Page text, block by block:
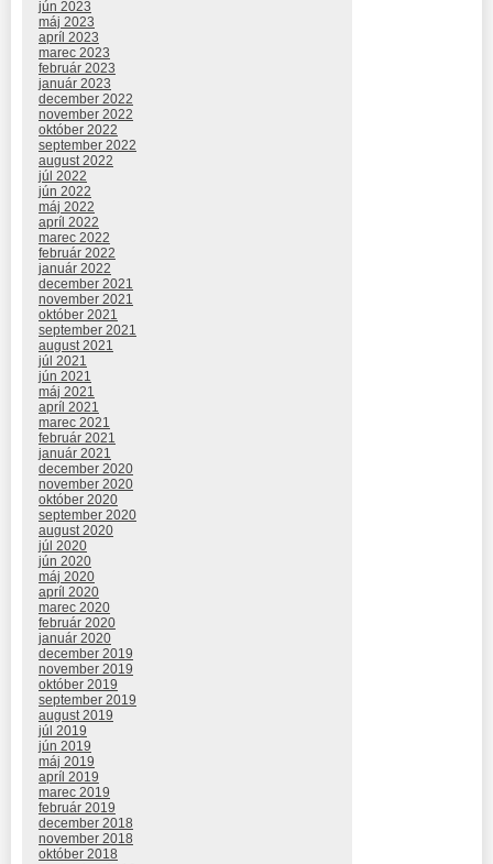
jún 2023
máj 2023
apríl 2023
marec 2023
február 2023
január 2023
december 2022
november 2022
október 2022
september 2022
august 2022
júl 2022
jún 2022
máj 2022
apríl 2022
marec 2022
február 2022
január 2022
december 2021
november 2021
október 2021
september 2021
august 2021
júl 2021
jún 2021
máj 2021
apríl 2021
marec 2021
február 2021
január 2021
december 2020
november 2020
október 2020
september 2020
august 2020
júl 2020
jún 2020
máj 2020
apríl 2020
marec 2020
február 2020
január 2020
december 2019
november 2019
október 2019
september 2019
august 2019
júl 2019
jún 2019
máj 2019
apríl 2019
marec 2019
február 2019
december 2018
november 2018
október 2018